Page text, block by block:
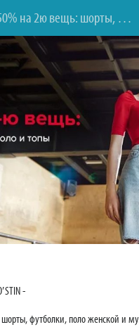
Скидка 50% на 2ю вещь: шорты, футболки, поло женской и мужской коллекции.
-
футболки, поло женской и